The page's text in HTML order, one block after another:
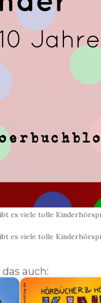
es viele tolle
es viele tolle
auch: